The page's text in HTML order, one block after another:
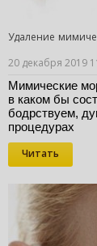
Удаление
20 декабря 2019
Мимические
в каком бы
бодрствуем,
процедурах
Читать